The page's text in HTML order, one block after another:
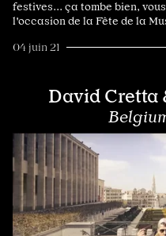
festives... ça tombe bien,
l'occasion de la Fête de la
04 juin 21
David Cretta